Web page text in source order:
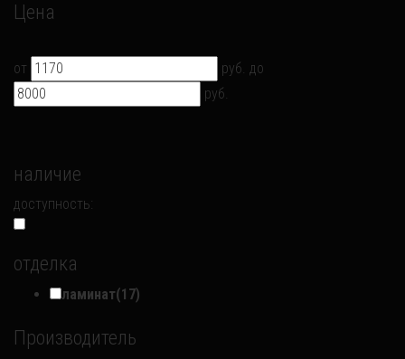
Цена
от руб. до
руб.
наличие
доступность:
отделка
ламинат(17)
Производитель